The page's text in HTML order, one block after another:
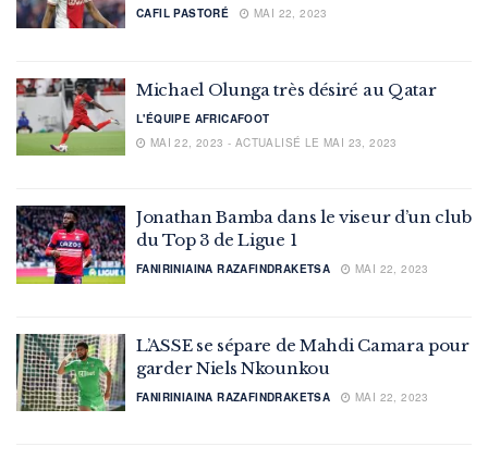
CAFIL PASTORÉ MAI 22, 2023
Michael Olunga très désiré au Qatar
L'ÉQUIPE AFRICAFOOT
MAI 22, 2023 - ACTUALISÉ LE MAI 23, 2023
Jonathan Bamba dans le viseur d’un club
du Top 3 de Ligue 1
FANIRINIAINA RAZAFINDRAKETSA MAI 22, 2023
L’ASSE se sépare de Mahdi Camara pour
garder Niels Nkounkou
FANIRINIAINA RAZAFINDRAKETSA MAI 22, 2023